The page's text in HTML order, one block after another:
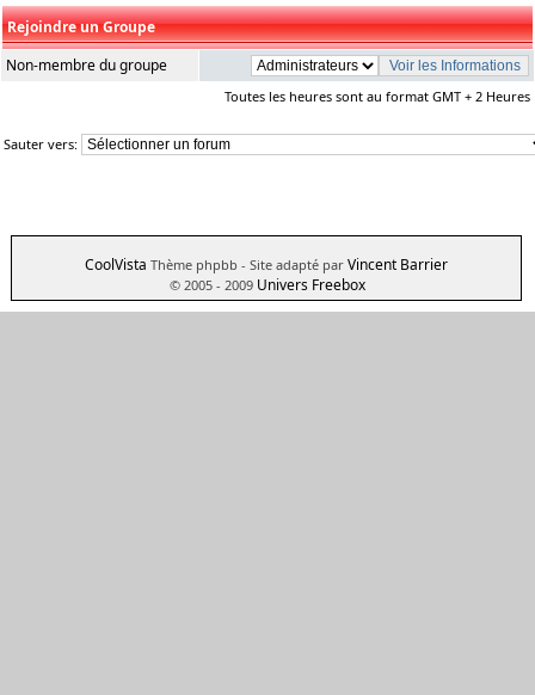
Rejoindre un Groupe
Non-membre du groupe
Toutes les heures sont au format GMT + 2 Heures
Sauter vers:
CoolVista Thème phpbb - Site adapté par Vincent Barrier
© 2005 - 2009 Univers Freebox